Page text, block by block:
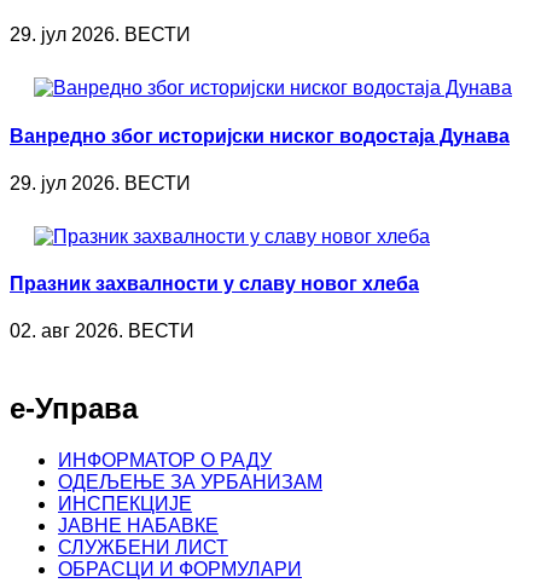
29. јул 2026. ВЕСТИ
Ванредно због историјски ниског водостаја Дунава
29. јул 2026. ВЕСТИ
Празник захвалности у славу новог хлеба
02. авг 2026. ВЕСТИ
е-Управа
ИНФОРМАТОР О РАДУ
ОДЕЉЕЊЕ ЗА УРБАНИЗАМ
ИНСПЕКЦИЈЕ
ЈАВНЕ НАБАВКЕ
СЛУЖБЕНИ ЛИСТ
ОБРАСЦИ И ФОРМУЛАРИ